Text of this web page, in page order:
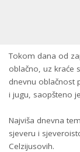
Tokom dana od
oblačno, uz kraće
dnevnu oblačnost
i jugu, saopšteno
Najviša dnevna
sjeveru i
Celzijusovih.